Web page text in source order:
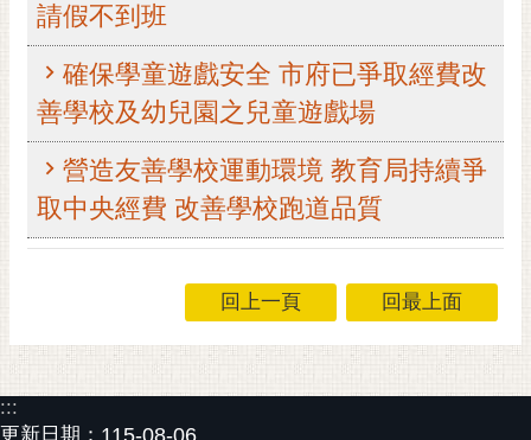
螢
泉
花
祭
覽
請假不到班
確保學童遊戲安全 市府已爭取經費改
善學校及幼兒園之兒童遊戲場
營造友善學校運動環境 教育局持續爭
取中央經費 改善學校跑道品質
回上一頁 回最上面
:::
更新日期：